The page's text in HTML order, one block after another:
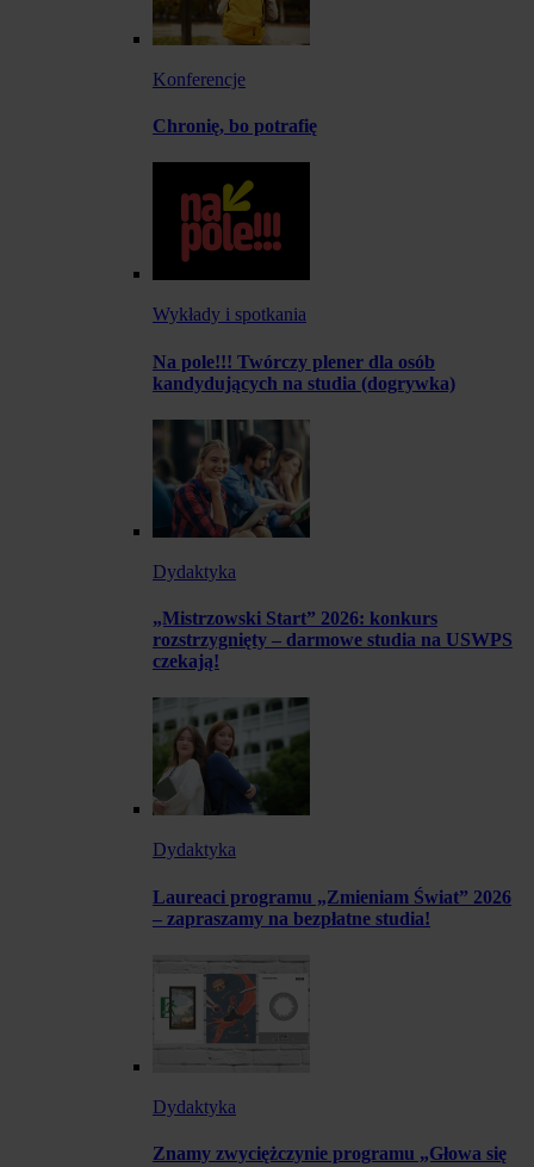
Konferencje
Chronię, bo potrafię
Wykłady i spotkania
Na pole!!! Twórczy plener dla osób
kandydujących na studia (dogrywka)
Dydaktyka
„Mistrzowski Start” 2026: konkurs
rozstrzygnięty – darmowe studia na USWPS
czekają!
Dydaktyka
Laureaci programu „Zmieniam Świat” 2026
– zapraszamy na bezpłatne studia!
Dydaktyka
Znamy zwyciężczynie programu „Głowa się